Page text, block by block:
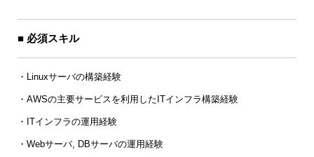
■ 必須スキル
・Linuxサーバの構築経験
・AWSの主要サービスを利用したITインフラ構築経験
・ITインフラの運用経験
・Webサーバ, DBサーバの運用経験